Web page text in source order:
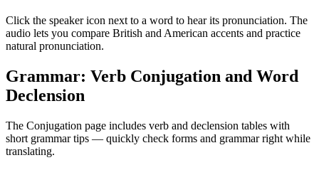
Click the speaker icon next to a word to hear its pronunciation. The
audio lets you compare British and American accents and practice
natural pronunciation.
Grammar: Verb Conjugation and Word
Declension
The Conjugation page includes verb and declension tables with
short grammar tips — quickly check forms and grammar right while
translating.